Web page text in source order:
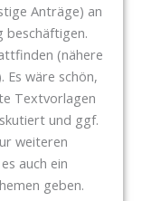
Anträge) an
beschäftigen.
(nähere
Es wäre schön,
Textvorlagen
und ggf.
weiteren
auch ein
geben.